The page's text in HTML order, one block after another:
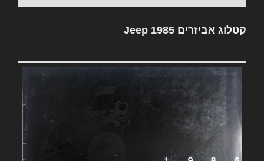
קטלוג אביזרים Jeep 1985